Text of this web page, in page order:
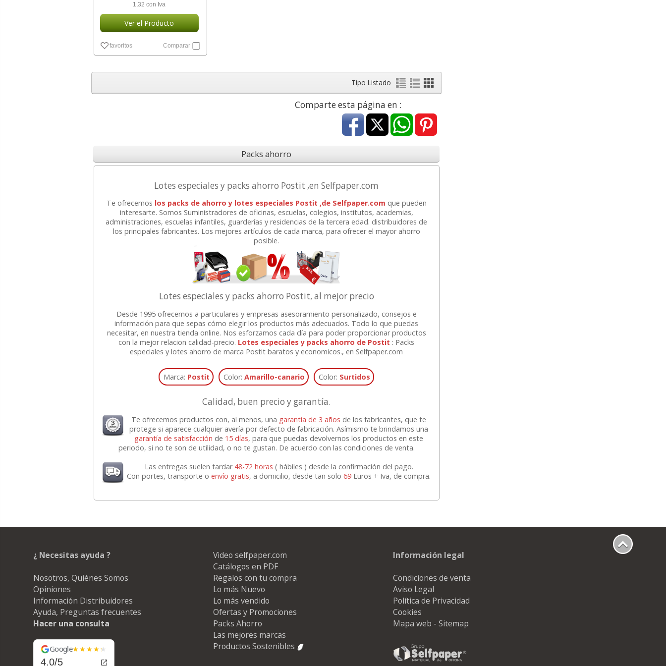
1,32 con Iva
Ver el Producto
favoritos Comparar
Tipo Listado
Comparte esta página en :
Packs ahorro
Lotes especiales y packs ahorro Postit ,en Selfpaper.com
Te ofrecemos los packs de ahorro y lotes especiales Postit ,de Selfpaper.com que pueden
interesarte. Somos Suministradores de oficinas, escuelas, colegios, institutos, academias,
administraciones, escuelas infantiles, guarderías y residencias de la tercera edad. distribuidores de
los principales fabricantes. Los mejores artículos de cada marca, para ofrecer el mayor ahorro
posible.
Lotes especiales y packs ahorro Postit, al mejor precio
Desde 1995 ofrecemos a particulares y empresas asesoramiento personalizado, consejos e
información para que sepas cómo elegir los productos más adecuados. Todo lo que puedas
necesitar, en nuestra tienda online. Nos esforzamos cada día para poder proporcionar productos
con la mejor relacion calidad-precio. Lotes especiales y packs ahorro de Postit : Packs
especiales y lotes ahorro de marca Postit baratos y economicos., en Selfpaper.com
Marca: Postit Color:Amarillo-canario Color: Surtidos
Calidad, buen precio y garantía.
Te ofrecemos productos con, al menos, una garantía de 3 años de los fabricantes, que te
protege si aparece cualquier avería por defecto de fabricación. Asímismo te brindamos una
garantía de satisfacción de 15 días, para que puedas devolvernos los productos en este
periodo, si no te son de utilidad, o no te gustan. De acuerdo con las condiciones de venta.
Las entregas suelen tardar 48-72 horas ( hábiles ) desde la confirmación del pago.
Con portes, transporte oenvío gratis, a domicilio, desde tan solo69 Euros + Iva, de compra.
¿ Necesitas ayuda ?
Nosotros, Quiénes Somos
Opiniones
Información Distribuidores
Ayuda, Preguntas frecuentes
Hacer una consulta
Google
4.0/5
Video selfpaper.com
Catálogos en PDF
Regalos con tu compra
Lo más Nuevo
Lo más vendido
Ofertas y Promociones
Packs Ahorro
Las mejores marcas
Productos Sostenibles
Información legal
Condiciones de venta
Aviso Legal
Política de Privacidad
Cookies
Mapa web - Sitemap